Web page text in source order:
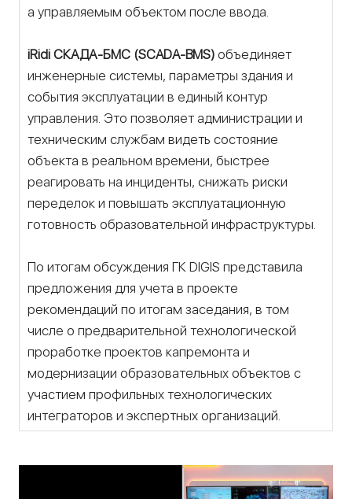
а управляемым объектом после ввода.
iRidi СКАДА-БМС (SCADA-BMS) объединяет
инженерные системы, параметры здания и
события эксплуатации в единый контур
управления. Это позволяет администрации и
техническим службам видеть состояние
объекта в реальном времени, быстрее
реагировать на инциденты, снижать риски
переделок и повышать эксплуатационную
готовность образовательной инфраструктуры.
По итогам обсуждения ГК DIGIS представила
предложения для учета в проекте
рекомендаций по итогам заседания, в том
числе о предварительной технологической
проработке проектов капремонта и
модернизации образовательных объектов с
участием профильных технологических
интеграторов и экспертных организаций.